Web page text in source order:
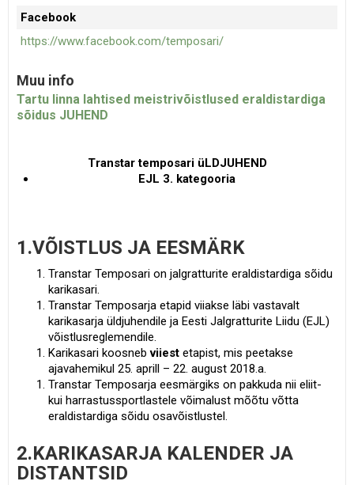
Facebook
https://www.facebook.com/temposari/
Muu info
Tartu linna lahtised meistrivõistlused eraldistardiga
sõidus JUHEND
Transtar temposari üLDJUHEND
EJL 3. kategooria
1.VÕISTLUS JA EESMÄRK
Transtar Temposari on jalgratturite eraldistardiga sõidu
karikasari.
Transtar Temposarja etapid viiakse läbi vastavalt
karikasarja üldjuhendile ja Eesti Jalgratturite Liidu (EJL)
võistlusreglemendile.
Karikasari koosnebviiest etapist, mis peetakse
ajavahemikul 25. aprill – 22. august 2018.a.
Transtar Temposarja eesmärgiks on pakkuda nii eliit-
kui harrastussportlastele võimalust mõõtu võtta
eraldistardiga sõidu osavõistlustel.
2.KARIKASARJA KALENDER JA
DISTANTSID